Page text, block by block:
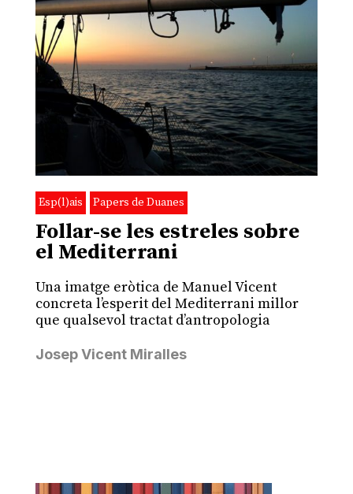
Esp(l)ais Papers de Duanes
Follar-se les estreles sobre
el Mediterrani
Una imatge eròtica de Manuel Vicent
concreta l’esperit del Mediterrani millor
que qualsevol tractat d’antropologia
Josep Vicent Miralles